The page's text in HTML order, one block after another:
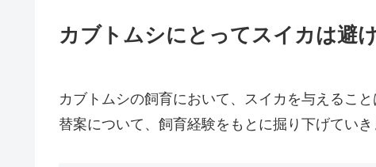
カブトムシにとってスイカは避
カブトムシの飼育において、スイカを与えるこ
替案について、飼育経験をもとに掘り下げていき